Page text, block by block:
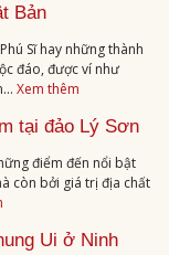
Bản
Sĩ hay những thành
đáo, được ví như
Xem thêm
tại đảo Lý Sơn
điểm đến nổi bật
còn bởi giá trị địa chất
Ui ở Ninh